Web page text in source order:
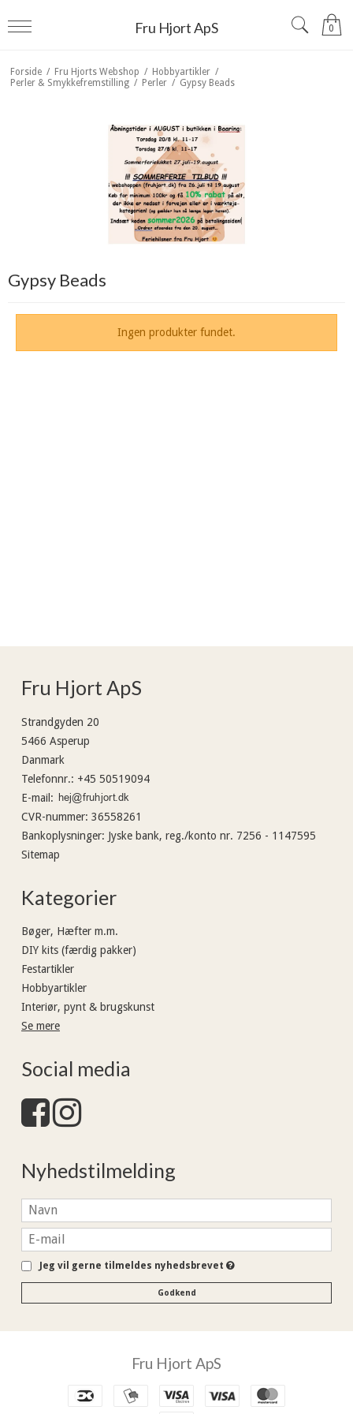
Fru Hjort ApS 0
Forside / Fru Hjorts Webshop / Hobbyartikler /
Perler & Smykkefremstilling / Perler / Gypsy Beads
Gypsy Beads
Ingen produkter fundet.
Fru Hjort ApS
Strandgyden 20
5466 Asperup
Danmark
Telefonnr.: +45 50519094
E-mail :
CVR-nummer: 36558261
Bankoplysninger: Jyske bank, reg./konto nr. 7256 - 1147595
Sitemap
Kategorier
Bøger, Hæfter m.m.
DIY kits (færdig pakker)
Festartikler
Hobbyartikler
Interiør, pynt & brugskunst
Se mere
Social media
Nyhedstilmelding
Jeg vil gerne tilmeldes nyhedsbrevet
Godkend
Fru Hjort ApS